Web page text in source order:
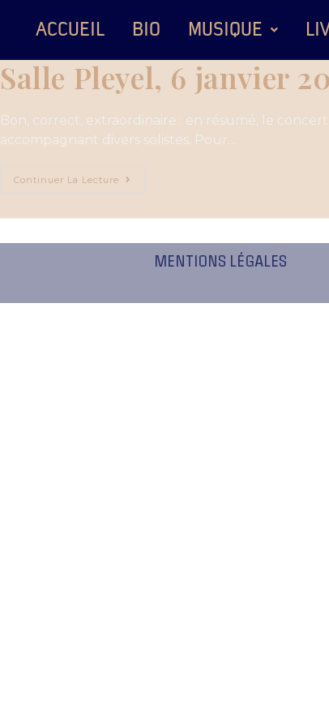
ACCUEIL BIO MUSIQUE
Salle Pleyel, 6 janvier
Bon, correct, extraordinaire : en résumé, le
accompagnant divers solistes. Pour…
Continuer La Lecture
MENTIONS LÉGALES